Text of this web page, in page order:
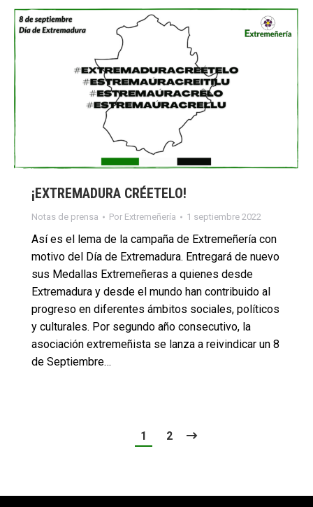
¡EXTREMADURA CRÉETELO!
Notas de prensa Por Extremeñería 1 septiembre 2022
Así es el lema de la campaña de Extremeñería con
motivo del Día de Extremadura. Entregará de nuevo
sus Medallas Extremeñeras a quienes desde
Extremadura y desde el mundo han contribuido al
progreso en diferentes ámbitos sociales, políticos
y culturales. Por segundo año consecutivo, la
asociación extremeñista se lanza a reivindicar un 8
de Septiembre…
1 2